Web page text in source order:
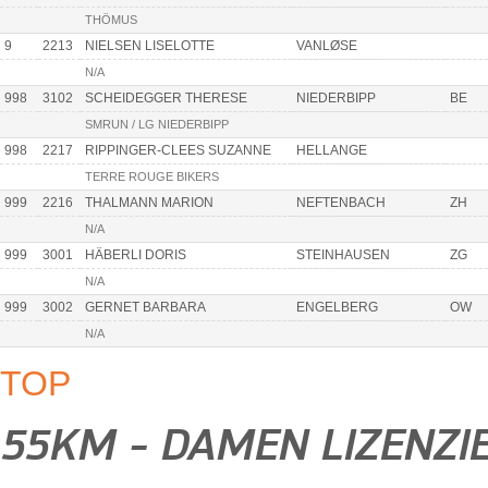
THÖMUS
9 2213 NIELSEN LISELOTTE VANLØSE
N/A
998 3102 SCHEIDEGGER THERESE NIEDERBIPP BE
SMRUN / LG NIEDERBIPP
998 2217 RIPPINGER-CLEES SUZANNE HELLANGE
TERRE ROUGE BIKERS
999 2216 THALMANN MARION NEFTENBACH ZH
N/A
999 3001 HÄBERLI DORIS STEINHAUSEN ZG
N/A
999 3002 GERNET BARBARA ENGELBERG OW
N/A
TOP
55KM - DAMEN